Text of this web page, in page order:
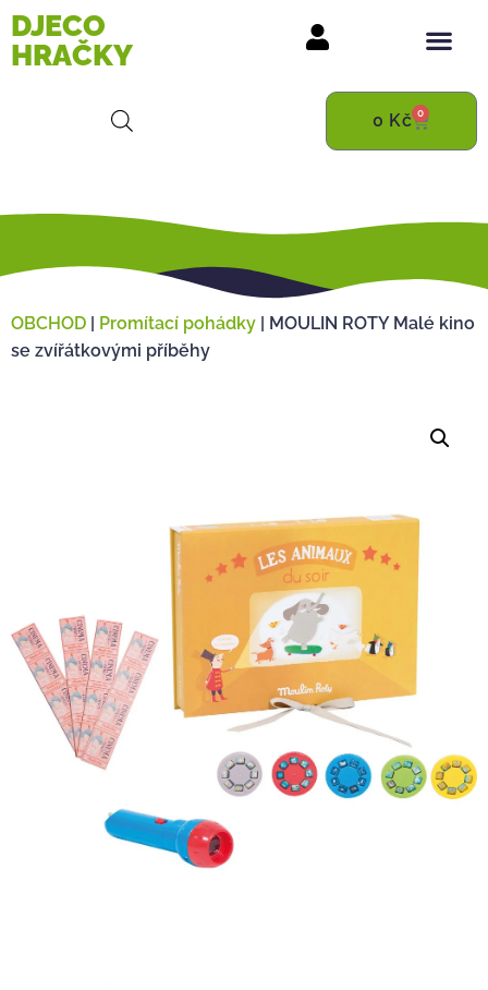
DJECO
HRAČKY
0 Kč 0
OBCHOD | Promítací pohádky | MOULIN ROTY Malé kino
se zvířátkovými příběhy